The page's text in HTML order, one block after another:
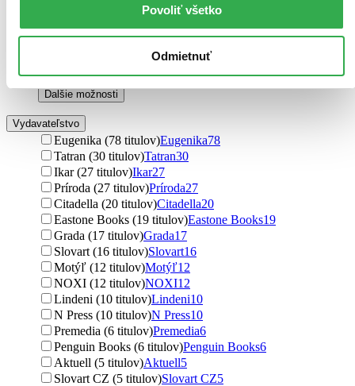
Povoliť všetko
Odmietnuť
Mantak Chia (2 tituly)Mantak Chia
Joseph Murphy (2 tituly)Joseph Murphy2
Dionýz Dugas (2 tituly)Dionýz Dugas
Peter Brenkus (2 tituly)Peter Brenkus2
Ďalšie možnosti
Vydavateľstvo
Eugenika (78 titulov)Eugenika78
Tatran (30 titulov)Tatran30
Ikar (27 titulov)Ikar27
Príroda (27 titulov)Príroda27
Citadella (20 titulov)Citadella20
Eastone Books (19 titulov)Eastone Books19
Grada (17 titulov)Grada17
Slovart (16 titulov)Slovart16
Motýľ (12 titulov)Motýľ12
NOXI (12 titulov)NOXI12
Lindeni (10 titulov)Lindeni10
N Press (10 titulov)N Press10
Premedia (6 titulov)Premedia6
Penguin Books (6 titulov)Penguin Books6
Aktuell (5 titulov)Aktuell5
Slovart CZ (5 titulov)Slovart CZ5